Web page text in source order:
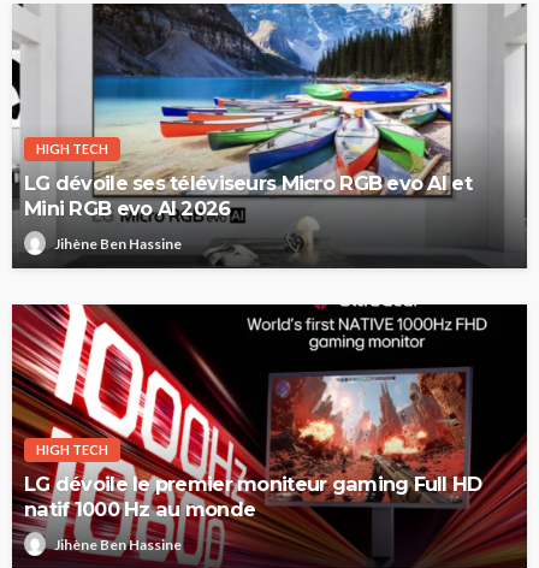
HIGH TECH
LG dévoile ses téléviseurs Micro RGB evo AI et
Mini RGB evo AI 2026
Jihène Ben Hassine
HIGH TECH
LG dévoile le premier moniteur gaming Full HD
natif 1000 Hz au monde
Jihène Ben Hassine